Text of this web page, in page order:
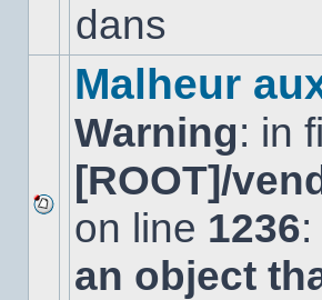
dansdans
Aucun
nouveau
message
non-
Malheur
Warning: in
[ROOT]/
on line 1236:
an object